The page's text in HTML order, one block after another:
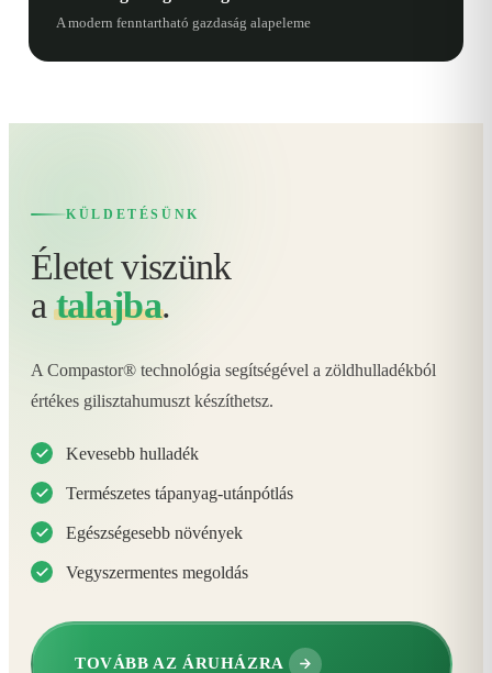
A modern fenntartható gazdaság alapeleme
KÜLDETÉSÜNK
Életet viszünk
atalajba.
A Compastor® technológia segítségével a zöldhulladékból
értékes gilisztahumuszt készíthetsz.
Kevesebb hulladék
Természetes tápanyag-utánpótlás
Egészségesebb növények
Vegyszermentes megoldás
TOVÁBB AZ ÁRUHÁZRA